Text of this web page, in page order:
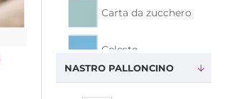
Carta da zucchero
Celeste
Corallo
NASTRO PALLONCINO